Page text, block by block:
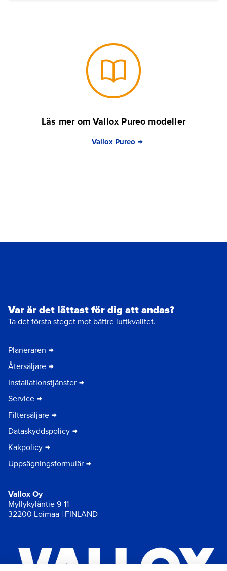
Läs mer om Vallox Pureo modeller
Vallox Pureo
Var är det lättast för dig att andas?
Ta det första steget mot bättre luftkvalitet.
Planeraren
Återsäljare
Installationstjänster
Service
Filtersäljare
Dataskyddspolicy
Kakpolicy
Uppsägningsformulär
Vallox Oy
Myllykyläntie 9-11
32200 Loimaa | FINLAND